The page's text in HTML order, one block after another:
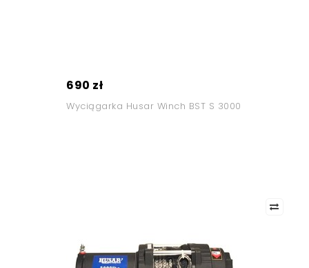
690 zł
Wyciągarka Husar Winch BST S 3000